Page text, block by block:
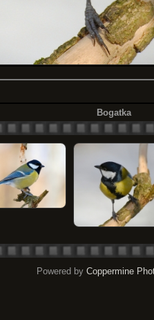
Bogatka
Powered by Coppermine